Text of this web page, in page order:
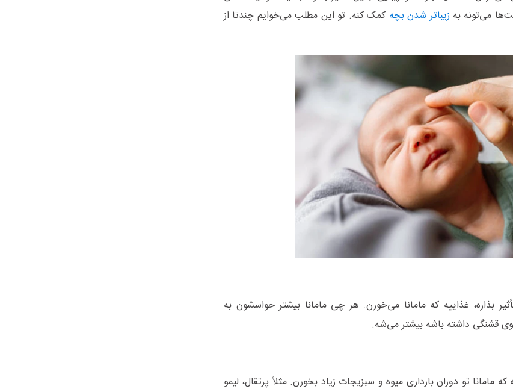
می‌تونه به زیباتر شدن بچه کمک کنه. تو این مطلب می‌خوایم چندتا از
بذاره، غذاییه که مامانا می‌خورن. هر چی مامانا بیشتر حواسشون به
قشنگی داشته باشه بیشتر می‌شه.
مامانا تو دوران بارداری میوه و سبزیجات زیاد بخورن. مثلاً پرتقال، لیمو